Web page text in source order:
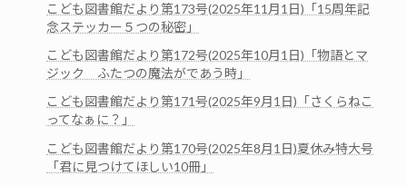
こども図書館だより第173号(2025年11月1日)「15周年記
念ステッカー５つの秘密」
こども図書館だより第172号(2025年10月1日)「物語とマ
ジック ふたつの魔法がであう時」
こども図書館だより第171号(2025年9月1日)「さくらねこ
ってなぁに？」
こども図書館だより第170号(2025年8月1日)夏休み特大号
「君に見つけてほしい10冊」